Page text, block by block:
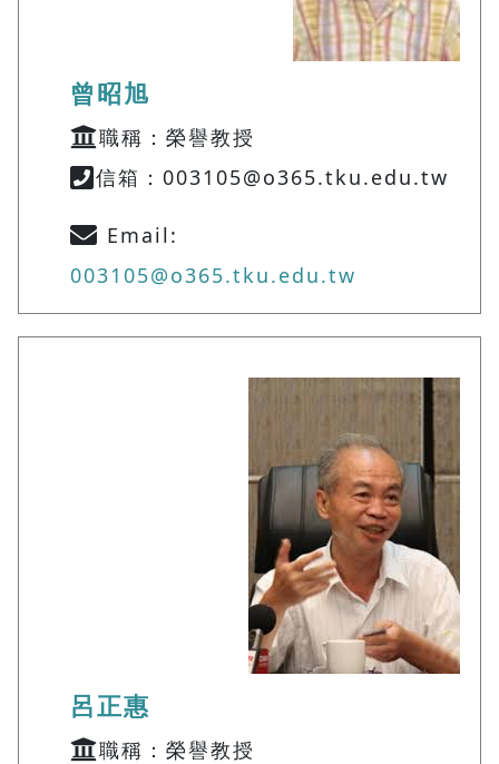
曾昭旭
職稱：榮譽教授
信箱：003105@o365.tku.edu.tw
Email:
003105@o365.tku.edu.tw
呂正惠
職稱：榮譽教授